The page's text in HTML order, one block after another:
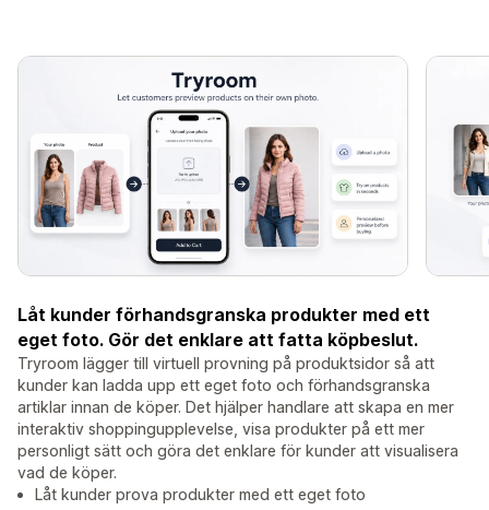
Låt kunder förhandsgranska produkter med ett
eget foto. Gör det enklare att fatta köpbeslut.
Tryroom lägger till virtuell provning på produktsidor så att
kunder kan ladda upp ett eget foto och förhandsgranska
artiklar innan de köper. Det hjälper handlare att skapa en mer
interaktiv shoppingupplevelse, visa produkter på ett mer
personligt sätt och göra det enklare för kunder att visualisera
vad de köper.
Låt kunder prova produkter med ett eget foto